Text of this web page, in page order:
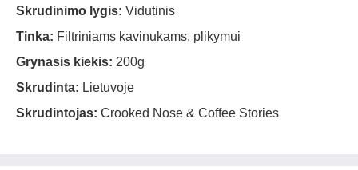
Skrudinimo lygis: Vidutinis
Tinka: Filtriniams kavinukams, plikymui
Grynasis kiekis: 200g
Skrudinta: Lietuvoje
Skrudintojas: Crooked Nose & Coffee Stories